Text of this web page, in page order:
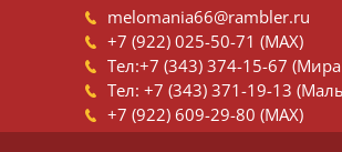
melomania66@rambler.ru
+7 (922) 025-50-71 (MAX)
Тел:+7 (343) 374-15-67
Тел: +7 (343) 371-19-13
+7 (922) 609-29-80 (MAX)